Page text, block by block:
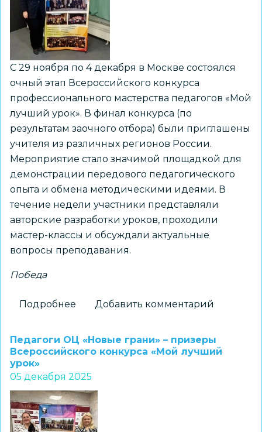
проекта
«Флагманы
образования»
С 29 ноября по 4 декабря в Москве состоялся
очный этап Всероссийского конкурса
профессионального мастерства педагогов «Мой
лучший урок». В финал конкурса (по
результатам заочного отбора) были приглашены
учителя из различных регионов России.
Мероприятие стало значимой площадкой для
демонстрации передового педагогического
опыта и обмена методическими идеями. В
течение недели участники представляли
авторские разработки уроков, проходили
мастер-классы и обсуждали актуальные
вопросы преподавания.
Победа
Подробнее
лицея
№
–
победитель
Всероссийского
конкурса
Добавить комментарий
Педагоги ОЦ «Новые грани» – призеры
Всероссийского конкурса «Мой лучший
урок»
05 декабря 2025